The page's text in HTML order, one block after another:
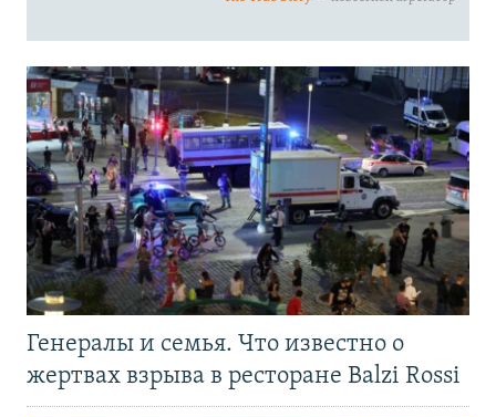
Генералы и семья. Что известно о
жертвах взрыва в ресторане Balzi Rossi